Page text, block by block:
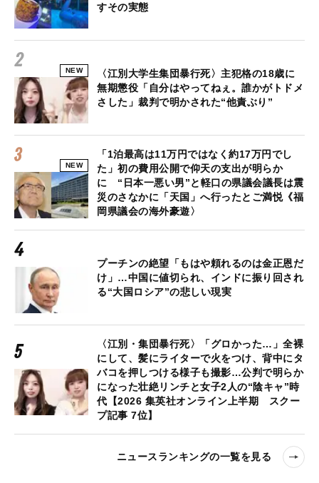
すその実態
NEW
〈江別大学生集団暴行死〉主犯格の18歳に
無期懲役「自分はやってねぇ。誰かがトドメ
さした」裁判で明かされた“他責ぶり”
NEW
「1泊最高は11万円ではなく約17万円でし
た」初の費用公開で仰天の支出が明らか
に “日本一悪い男”と軽口の県議会議長は震
災のさなかに「天国」へ行ったとご満悦《福
岡県議会の海外豪遊〉
プーチンの絶望「もはや頼れるのは金正恩だ
け」…中国に値切られ、インドに振り回され
る“大国ロシア”の悲しい現実
〈江別・集団暴行死〉「グロかった…」全裸
にして、髪にライターで火をつけ、背中にタ
バコを押しつける様子も撮影…公判で明らか
になった壮絶リンチと女子2人の“陰キャ”時
代【2026 集英社オンライン上半期 スクー
プ記事 7位】
ニュースランキングの一覧を見る